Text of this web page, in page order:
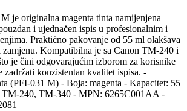
je originalna magenta tinta namijenjena
i ujednačen ispis u profesionalnim i
Praktično pakovanje od 55 ml olakšava
zamjenu. Kompatibilna je sa Canon TM-240 i
je čini odgovarajućim izborom za korisnike
konzistentan kvalitet ispisa. -
(PFI-031 M) - Boja: magenta - Kapacitet: 55
240, TM-340 - MPN: 6265C001AA -